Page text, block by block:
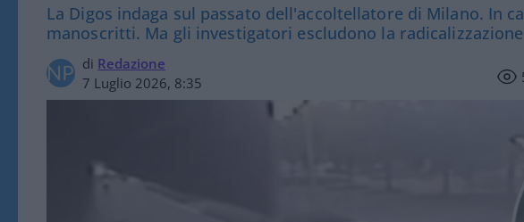
La Digos indaga sul passato dell'accoltellatore di Milano. In
manoscritti. Ma gli investigatori escludono la radicalizzazione
di Redazione
7 Luglio 2026, 8:35